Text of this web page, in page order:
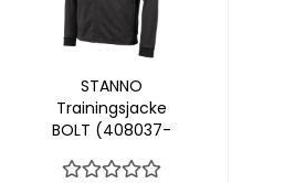
STANNO
Trainingsjacke
BOLT (408037-